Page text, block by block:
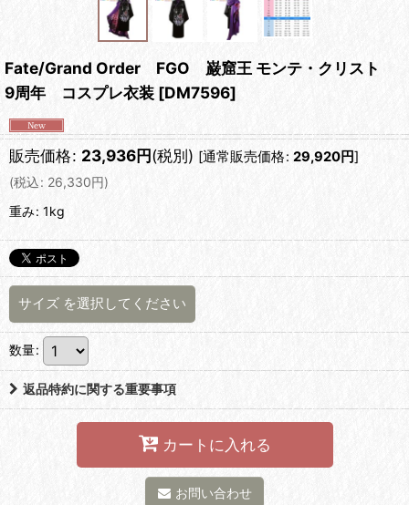
Fate/Grand Order FGO 巌窟王 モンテ・クリスト
9周年 コスプレ衣装 [DM7596]
販売価格: 23,936円(税別) [通常販売価格: 29,920円]
(税込: 26,330円)
重み: 1kg
サイズ を選択してください
数量:
返品特約に関する重要事項
カートに入れる
お問い合わせ